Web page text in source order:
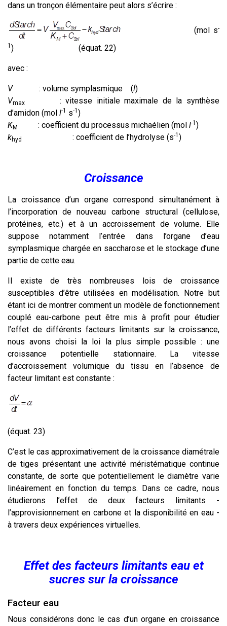
dans un tronçon élémentaire peut alors s’écrire :
(mol s-
1 ) (équat. 22)
avec :
V: volume symplasmique (l)
Vmax
: vitesse initiale maximale de la synthèse
d’amidon (mol l-1 s-1 )
KM : coefficient du processus michaélien (mol l-1 )
khyd : coefficient de l’hydrolyse (s-1 )
Croissance
La croissance d’un organe correspond simultanément à
l’incorporation de nouveau carbone structural (cellulose,
protéines, etc.) et à un accroissement de volume. Elle
suppose notamment l’entrée dans l’organe d’eau
symplasmique chargée en saccharose et le stockage d’une
partie de cette eau.
Il existe de très nombreuses lois de croissance
susceptibles d’être utilisées en modélisation. Notre but
étant ici de montrer comment un modèle de fonctionnement
couplé eau-carbone peut être mis à profit pour étudier
l’effet de différents facteurs limitants sur la croissance,
nous avons choisi la loi la plus simple possible : une
croissance potentielle stationnaire. La vitesse
d’accroissement volumique du tissu en l’absence de
facteur limitant est constante :
(équat. 23)
C’est le cas approximativement de la croissance diamétrale
de tiges présentant une activité méristématique continue
constante, de sorte que potentiellement le diamètre varie
linéairement en fonction du temps. Dans ce cadre, nous
étudierons l’effet de deux facteurs limitants -
l’approvisionnement en carbone et la disponibilité en eau -
à travers deux expériences virtuelles.
Effet des facteurs limitants eau et
sucres sur la croissance
Facteur eau
Nous considérons donc le cas d’un organe en croissance